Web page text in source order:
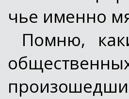
чье именно
Помню,